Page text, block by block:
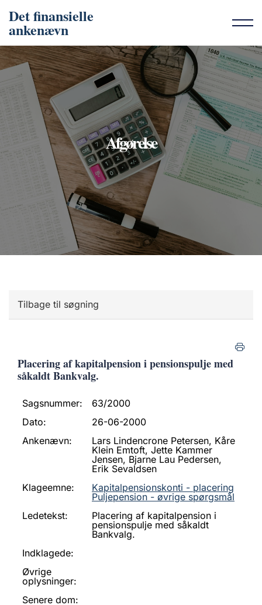
Det finansielle
ankenævn
Afgørelse
Tilbage til søgning
Placering af kapitalpension i pensionspulje med
såkaldt Bankvalg.
Sagsnummer:
63/2000
Dato:
26-06-2000
Ankenævn:
Lars Lindencrone Petersen, Kåre
Klein Emtoft, Jette Kammer
Jensen, Bjarne Lau Pedersen,
Erik Sevaldsen
Klageemne:
Kapitalpensionskonti - placering
Puljepension - øvrige spørgsmål
Ledetekst:
Placering af kapitalpension i
pensionspulje med såkaldt
Bankvalg.
Indklagede:
Øvrige
oplysninger:
Senere dom: